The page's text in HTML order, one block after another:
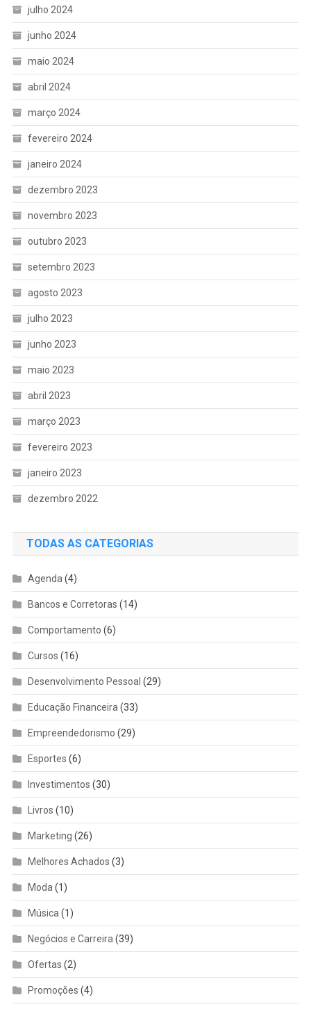
julho 2024
junho 2024
maio 2024
abril 2024
março 2024
fevereiro 2024
janeiro 2024
dezembro 2023
novembro 2023
outubro 2023
setembro 2023
agosto 2023
julho 2023
junho 2023
maio 2023
abril 2023
março 2023
fevereiro 2023
janeiro 2023
dezembro 2022
TODAS AS CATEGORIAS
Agenda (4)
Bancos e Corretoras (14)
Comportamento (6)
Cursos (16)
Desenvolvimento Pessoal (29)
Educação Financeira (33)
Empreendedorismo (29)
Esportes (6)
Investimentos (30)
Livros (10)
Marketing (26)
Melhores Achados (3)
Moda (1)
Música (1)
Negócios e Carreira (39)
Ofertas (2)
Promoções (4)